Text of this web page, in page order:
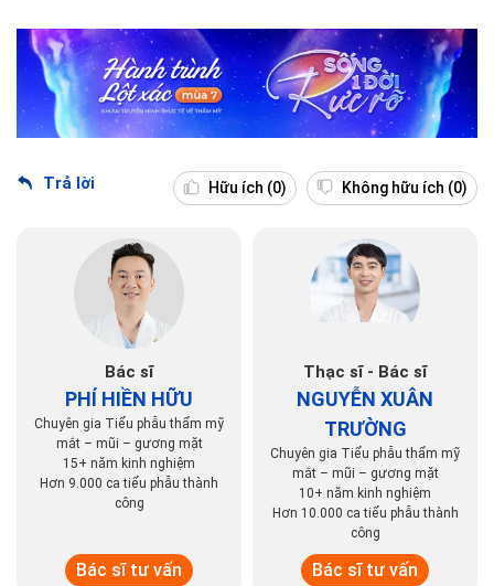
Trả lời Hữu ích (0) Không hữu ích (0)
Bác sĩ
PHÍ HIỀN HỮU
Chuyên gia Tiểu phẫu thẩm mỹ
mắt – mũi – gương mặt
15+ năm kinh nghiệm
Hơn 9.000 ca tiểu phẫu thành
công
Bác sĩ tư vấn
Thạc sĩ - Bác sĩ
NGUYỄN XUÂN
TRƯỜNG
Chuyên gia Tiểu phẫu thẩm mỹ
mắt – mũi – gương mặt
10+ năm kinh nghiệm
Hơn 10.000 ca tiểu phẫu thành
công
Bác sĩ tư vấn